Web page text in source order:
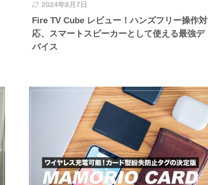
2024年8月7日
Fire TV Cube レビュー！ハンズフリー操作対
応、スマートスピーカーとして使える最強デ
バイス